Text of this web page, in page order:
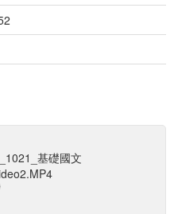
基礎國文